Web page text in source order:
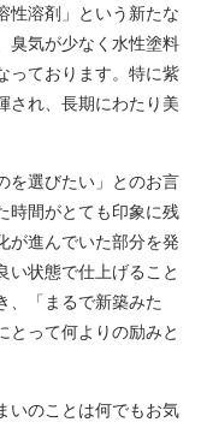
性溶剤」という新たな
臭気が少なく水性塗料
っております。特に紫
され、長期にわたり美
を選びたい」とのお言
時間がとても印象に残
が進んでいた部分を発
い状態で仕上げること
、「まるで新築みた
とって何よりの励みと
いのことは何でもお気